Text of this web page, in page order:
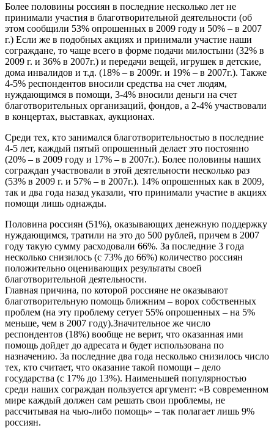
Более половины россиян в последние несколько лет не
принимали участия в благотворительной деятельности (об
этом сообщили 53% опрошенных в 2009 году и 50% – в 2007
г.) Если же в подобных акциях и принимали участие наши
сограждане, то чаще всего в форме подачи милостыни (32% в
2009 г. и 36% в 2007г.) и передачи вещей, игрушек в детские,
дома инвалидов и т.д. (18% – в 2009г. и 19% – в 2007г.). Также
4-5% респондентов вносили средства на счет людям,
нуждающимся в помощи, 3-4% вносили деньги на счет
благотворительных организаций, фондов, а 2-4% участвовали
в концертах, выставках, аукционах.
Среди тех, кто занимался благотворительностью в последние
4-5 лет, каждый пятый опрошенный делает это постоянно
(20% – в 2009 году и 17% – в 2007г.). Более половины наших
сограждан участвовали в этой деятельности несколько раз
(53% в 2009 г. и 57% – в 2007г.). 14% опрошенных как в 2009,
так и два года назад указали, что принимали участие в акциях
помощи лишь однажды.
Половина россиян (51%), оказывающих денежную поддержку
нуждающимся, тратили на это до 500 рублей, причем в 2007
году такую сумму расходовали 66%. За последние 3 года
несколько снизилось (с 73% до 66%) количество россиян
положительно оценивающих результаты своей
благотворительной деятельности.
Главная причина, по которой россияне не оказывают
благотворительную помощь ближним – ворох собственных
проблем (на эту проблему сетует 55% опрошенных – на 5%
меньше, чем в 2007 году).Значительное же число
респондентов (18%) вообще не верит, что оказанная ими
помощь дойдет до адресата и будет использована по
назначению. За последние два года несколько снизилось число
тех, кто считает, что оказание такой помощи – дело
государства (с 17% до 13%). Наименьшей популярностью
среди наших сограждан пользуется аргумент: «В современном
мире каждый должен сам решать свои проблемы, не
рассчитывая на чью-либо помощь» – так полагает лишь 9%
россиян.